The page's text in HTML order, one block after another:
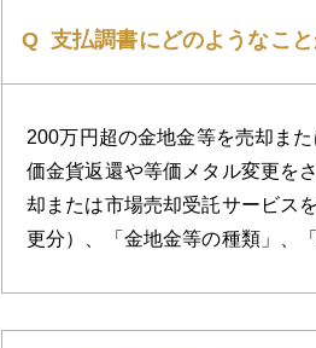
支払調書にどのようなこ
200万円超の金地金等を売却ま
価金貨返還や等価メタル変更を
却または市場売却受託サービス
更分）、「金地金等の種類」、